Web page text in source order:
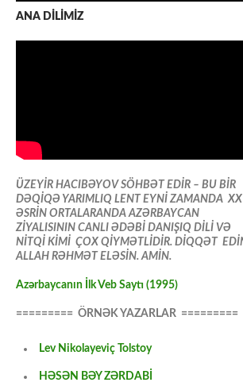
ANA DİLİMİZ
ÜZEYİR HACIBƏYOV SÖHBƏT EDİR – BU BİR
DƏQİQƏ YARIMLIQ LENT EYNİ ZAMANDA XX
ƏSRİN ORTALARANDA AZƏRBAYCAN
ZİYALISININ CANLI ƏDƏBİ DANIŞIQ DİLİ VƏ
NİTQİ KİMİ ÇOX QİYMƏTLİDİR. DİQQƏT
ALLAH RƏHMƏT ELƏSİN. AMİN.
Azərbaycanın İlk Veb Saytı (1995)
========= ÖRNƏK YAZARLAR =========
Lev Nikolayeviç Tolstoy
HƏSƏN BƏY ZƏRDABİ